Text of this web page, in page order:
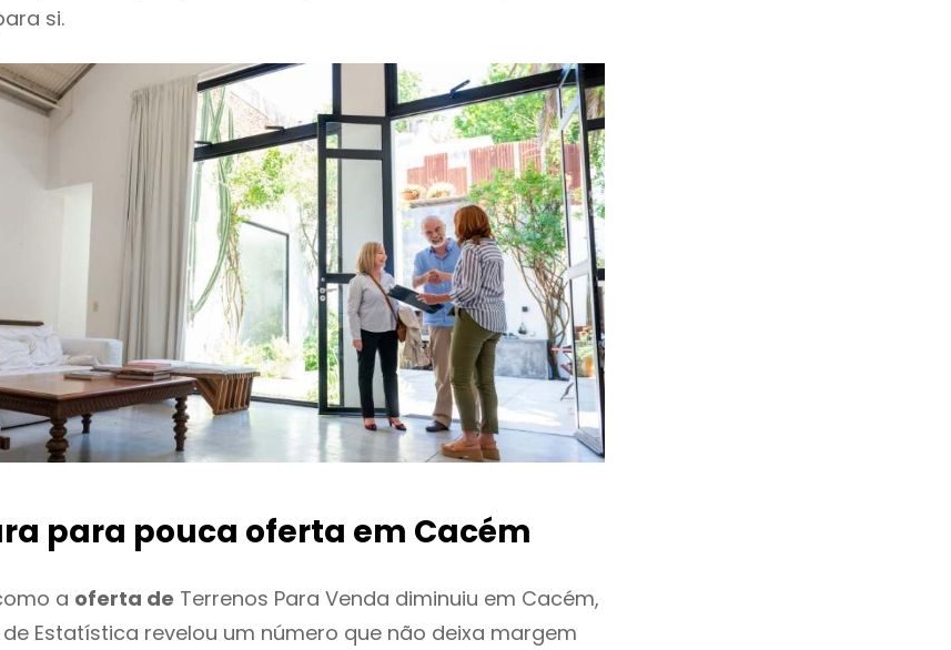
si.
para pouca oferta em Cacém
a oferta de Terrenos Para Venda diminuiu em Cacém,
Estatística revelou um número que não deixa margem